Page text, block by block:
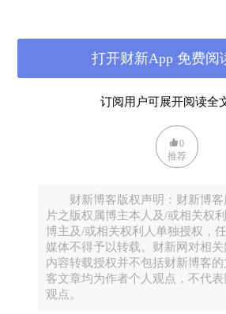
援助，由此，越南的经济困境也
率一度飙升至454%，全国一半人
Doi moi）正式实施， 私营
制被引入。自此，越南开始了向
订阅用户可展开阅读全
打开财新App 免费阅
0
推荐
财新博客版权声明：财新博客
片之版权属博主本人及/或相关权
博主及/或相关权利人单独授权，
媒体不得予以转载。财新网对相
内容转载授权并不包括财新博客
客文章均为作者个人观点，不代
观点。